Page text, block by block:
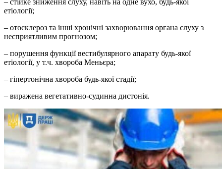
етіології;
– отосклероз та інші хронічні захворювання органа слуху з
несприятливим прогнозом;
– порушення функції вестибулярного апарату будь-якої
етіології, у т.ч. хвороба Меньєра;
– гіпертонічна хвороба будь-якої стадії;
– виражена вегетативно-судинна дистонія.